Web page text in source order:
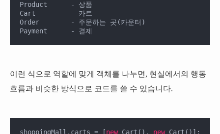
Product      - 상품
Cart         - 카트
Order        - 주문하는 곳(카운터)
Payment      - 결제
이런 식으로 역할에 맞게 객체를 나누면, 현실에서의 행동
흐름과 비슷한 방식으로 코드를 쓸 수 있습니다.
shoppingMall.carts = [new Cart(), new Cart()];